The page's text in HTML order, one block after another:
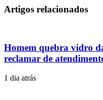
mail
Artigos relacionados
Homem quebra vidro
reclamar de
1 dia atrás